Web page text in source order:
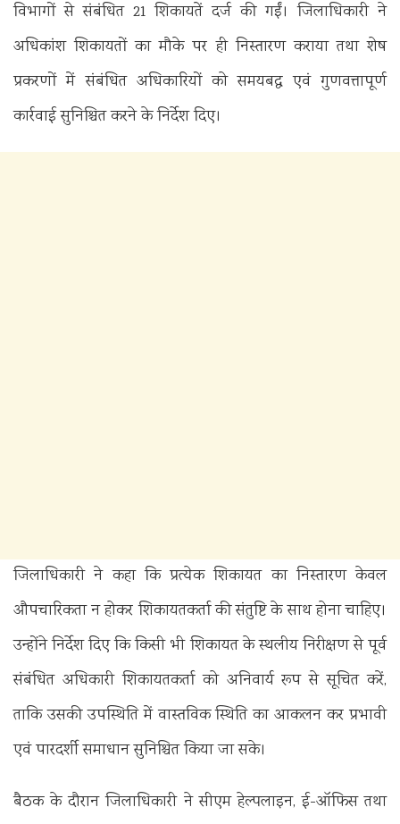
विभागों से संबंधित 21 शिकायतें दर्ज की गईं। जिलाधिकारी ने
अधिकांश शिकायतों का मौके पर ही निस्तारण कराया तथा शेष
प्रकरणों में संबंधित अधिकारियों को समयबद्ध एवं गुणवत्तापूर्ण
कार्रवाई सुनिश्चित करने के निर्देश दिए।
जिलाधिकारी ने कहा कि प्रत्येक शिकायत का निस्तारण केवल
औपचारिकता न होकर शिकायतकर्ता की संतुष्टि के साथ होना चाहिए।
उन्होंने निर्देश दिए कि किसी भी शिकायत के स्थलीय निरीक्षण से पूर्व
संबंधित अधिकारी शिकायतकर्ता को अनिवार्य रूप से सूचित करें,
ताकि उसकी उपस्थिति में वास्तविक स्थिति का आकलन कर प्रभावी
एवं पारदर्शी समाधान सुनिश्चित किया जा सके।
बैठक के दौरान जिलाधिकारी ने सीएम हेल्पलाइन, ई-ऑफिस तथा